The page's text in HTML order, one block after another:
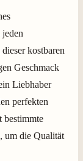
kostbaren
Geschmack
Liebhaber
perfekten
bestimmte
um die Qualität